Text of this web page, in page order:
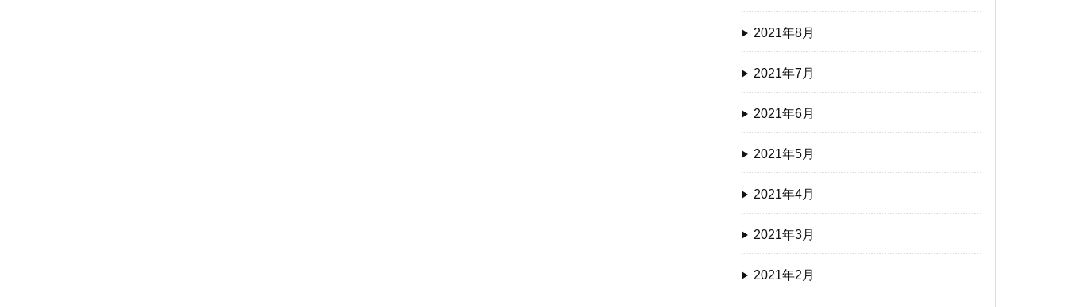
2021年8月
2021年7月
2021年6月
2021年5月
2021年4月
2021年3月
2021年2月